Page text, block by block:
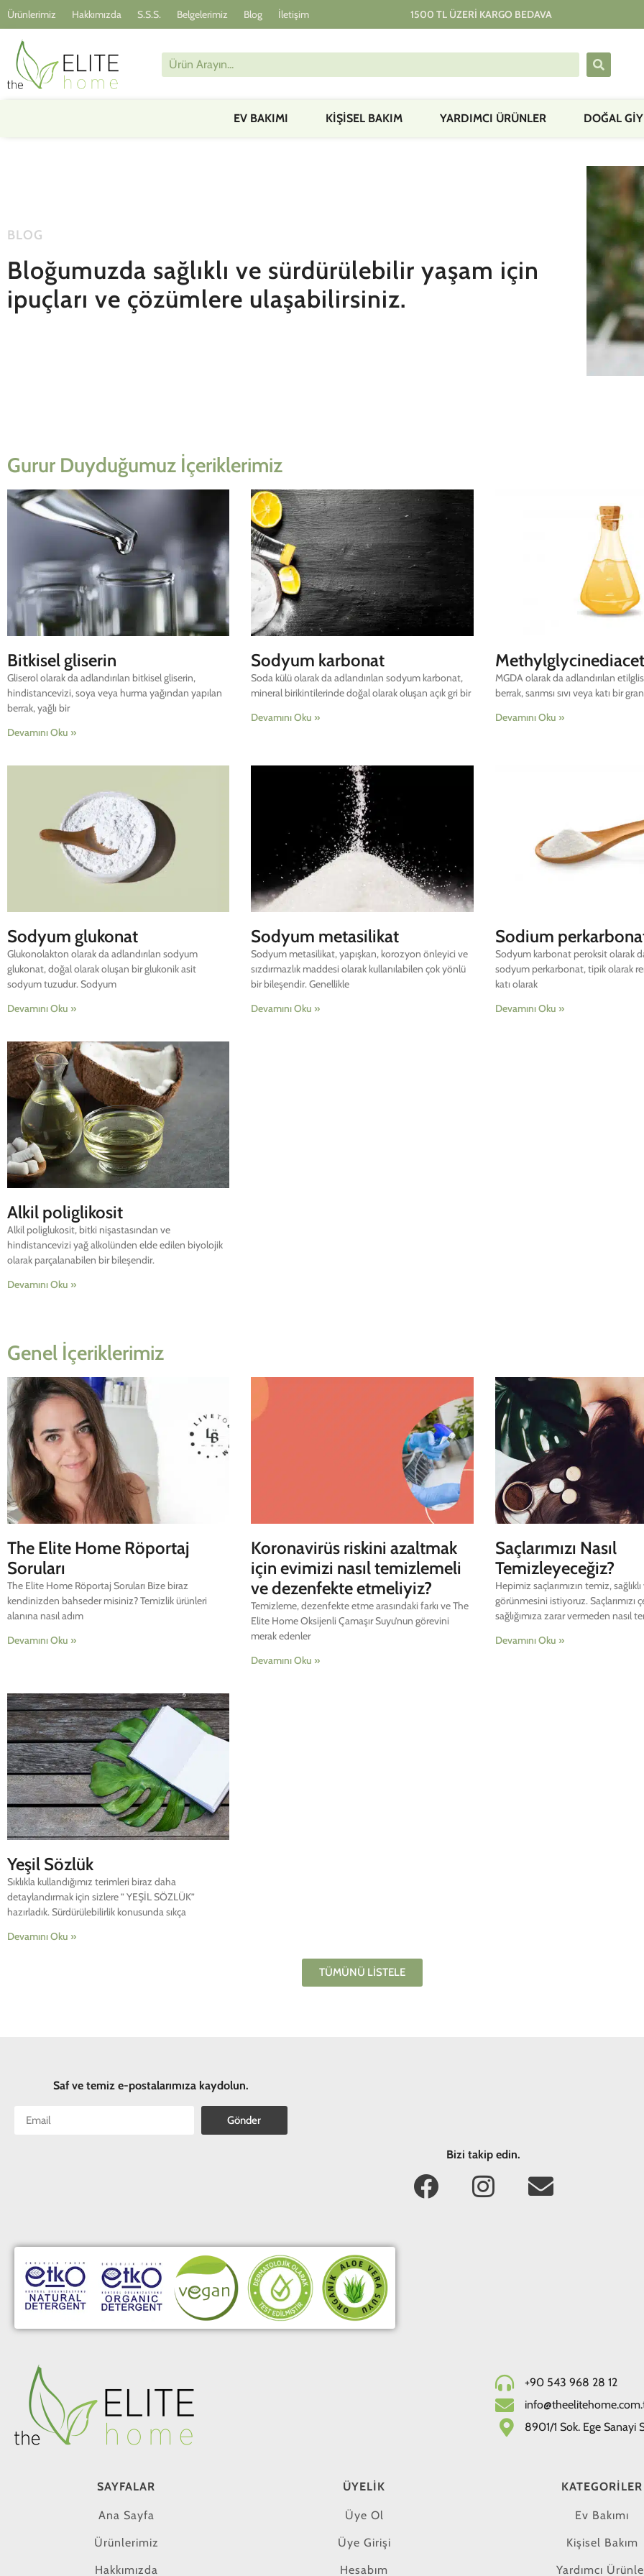
Ürünlerimiz Hakkımızda S.S.S. Belgelerimiz Blog İletişim 1500 TL ÜZERI KARGO BEDAVA
EV BAKIMI KIŞISEL BAKIM YARDIMCI ÜRÜNLER DOĞAL
BLOG
Bloğumuzda sağlıklı ve sürdürülebilir yaşam için
ipuçları ve çözümlere ulaşabilirsiniz.
Gurur Duyduğumuz İçeriklerimiz
Bitkisel gliserin
Gliserol olarak da adlandırılan bitkisel gliserin,
hindistancevizi, soya veya hurma yağından yapılan
berrak, yağlı bir
Devamını Oku »
Sodyum karbonat
Soda külü olarak da adlandırılan sodyum karbonat,
mineral birikintilerinde doğal olarak oluşan açık gri bir
Devamını Oku »
MGDA olarak da adlandırılan
berrak, sarımsı sıvı veya katı bir
Devamını Oku »
Sodyum glukonat
Glukonolakton olarak da adlandırılan sodyum
glukonat, doğal olarak oluşan bir glukonik asit
sodyum tuzudur. Sodyum
Devamını Oku »
Sodyum metasilikat
Sodyum metasilikat, yapışkan, korozyon önleyici ve
sızdırmazlık maddesi olarak kullanılabilen çok yönlü
bir bileşendir. Genellikle
Devamını Oku »
Sodium
Sodyum karbonat peroksit olarak
sodyum perkarbonat, tipik olarak
katı olarak
Devamını Oku »
Alkil poliglikosit
Alkil poliglukosit, bitki nişastasından ve
hindistancevizi yağ alkolünden elde edilen biyolojik
olarak parçalanabilen bir bileşendir.
Devamını Oku »
Genel İçeriklerimiz
The Elite Home Röportaj
Soruları
The Elite Home Röportaj Soruları Bize biraz
kendinizden bahseder misiniz? Temizlik ürünleri
alanına nasıl adım
Devamını Oku »
Koronavirüs riskini azaltmak
için evimizi nasıl temizlemeli
ve dezenfekte etmeliyiz?
Temizleme, dezenfekte etme arasındaki farkı ve The
Elite Home Oksijenli Çamaşır Suyu’nun görevini
merak edenler
Devamını Oku »
Saçlarımızı Nasıl
Temizleyeceğiz?
Hepimiz saçlarımızın temiz,
görünmesini istiyoruz. Saçlarımızı
sağlığımıza zarar vermeden nasıl
Devamını Oku »
Yeşil Sözlük
Sıklıkla kullandığımız terimleri biraz daha
detaylandırmak için sizlere ” YEŞİL SÖZLÜK”
hazırladık. Sürdürülebilirlik konusunda sıkça
Devamını Oku »
TÜMÜNÜ LISTELE
Saf ve temiz e-postalarımıza kaydolun.
Gönder
Bizi takip edin.
+90 543 968 28 12
8901/1 Sok. Ege Sanayi
SAYFALAR
Ana Sayfa
Ürünlerimiz
Hakkımızda
ÜYELIK
Üye Ol
Üye Girişi
Hesabım
KATEGORILER
Ev Bakımı
Kişisel Bakım
Yardımcı